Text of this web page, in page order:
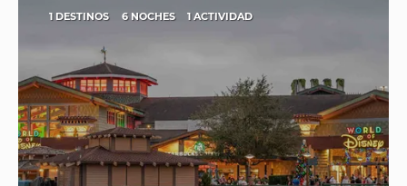
1 DESTINOS 6 NOCHES 1 ACTIVIDAD